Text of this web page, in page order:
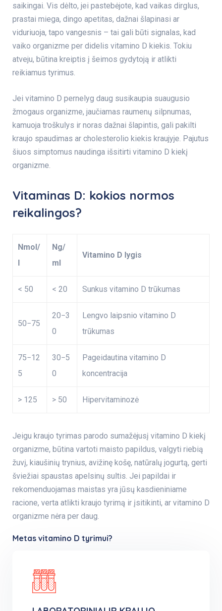
saikingai. Vis dėlto, jei pastebėjote, kad vaikas dirglus,
prastai miega, dingo apetitas, dažnai šlapinasi ar
viduriuoja, tapo vangesnis – tai gali būti signalas, kad
vaiko organizme per didelis vitamino D kiekis. Tokiu
atveju, būtina kreiptis į šeimos gydytoją ir atlikti
reikiamus tyrimus.
Jei vitamino D pernelyg daug susikaupia suaugusio
žmogaus organizme, jaučiamas raumenų silpnumas,
kamuoja troškulys ir noras dažnai šlapintis, gali pakilti
kraujo spaudimas ar cholesterolio kiekis kraujyje. Pajutus
šiuos simptomus naudinga išsitirti vitamino D kiekį
organizme.
Vitaminas D: kokios normos
reikalingos?
Nmol/
l
Ng/
ml
Vitamino D lygis
< 50 < 20 Sunkus vitamino D trūkumas
50−75
20−3
0
Lengvo laipsnio vitamino D
trūkumas
75−12
5
30−5
0
Pageidautina vitamino D
koncentracija
> 125 > 50 Hipervitaminozė
Jeigu kraujo tyrimas parodo sumažėjusį vitamino D kiekį
organizme, būtina vartoti maisto papildus, valgyti riebią
žuvį, kiaušinių trynius, avižinę košę, natūralų jogurtą, gerti
šviežiai spaustas apelsinų sultis. Jei papildai ir
rekomenduojamas maistas yra jūsų kasdieniniame
racione, verta atlikti kraujo tyrimą ir įsitikinti, ar vitamino D
organizme nėra per daug.
Metas vitamino D tyrimui?